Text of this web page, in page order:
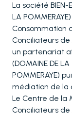
La société BIEN-
LA
Consommation
Conciliateurs
un partenariat
(DOMAINE DE LA
POMMERAYE)
médiation de la
Le Centre de la
Conciliateurs